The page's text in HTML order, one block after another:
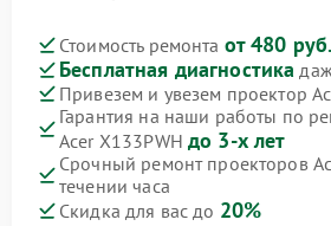
Стоимость ремонта от 480 руб.
Бесплатная диагностика
Привезем и увезем проектор
Гарантия на наши работы по
Acer X133PWH до 3-х лет
Срочный ремонт проекторов
течении часа
Скидка для вас до 20%